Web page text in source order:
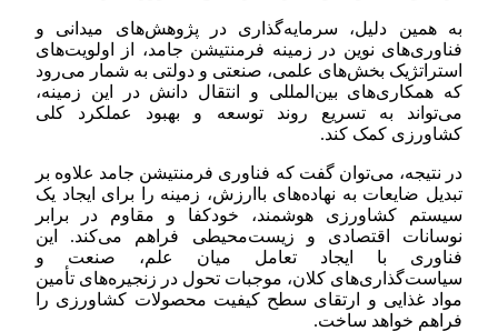
به همین دلیل، سرمایه‌گذاری در پژوهش‌های میدانی و
فناوری‌های نوین در زمینه فرمنتیشن جامد، از اولویت‌های
استراتژیک بخش‌های علمی، صنعتی و دولتی به شمار می‌رود
که همکاری‌های بین‌المللی و انتقال دانش در این زمینه،
می‌تواند به تسریع روند توسعه و بهبود عملکرد کلی
کشاورزی کمک کند.
در نتیجه، می‌توان گفت که فناوری فرمنتیشن جامد علاوه بر
تبدیل ضایعات به نهاده‌های باارزش، زمینه را برای ایجاد یک
سیستم کشاورزی هوشمند، خودکفا و مقاوم در برابر
نوسانات اقتصادی و زیست‌محیطی فراهم می‌کند. این
فناوری با ایجاد تعامل میان علم، صنعت و
سیاست‌گذاری‌های کلان، موجبات تحول در زنجیره‌های تأمین
مواد غذایی و ارتقای سطح کیفیت محصولات کشاورزی را
فراهم خواهد ساخت.